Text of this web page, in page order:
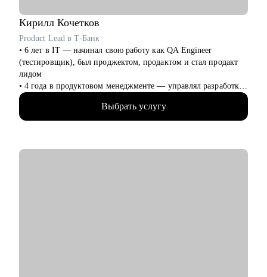
Кирилл Кочетков
Product Lead в Т-Банк
• 6 лет в IT — начинал свою работу как QA Engineer
(тестировщик), был проджектом, продактом и стал продакт
лидом
• 4 года в продуктовом менеджменте — управлял разработкой
и смежными командами как в стартапе, так и в бигтехе
• Отлично понимаю весь цикл разработки от идеи до ее
реализации
Выбрать услугу